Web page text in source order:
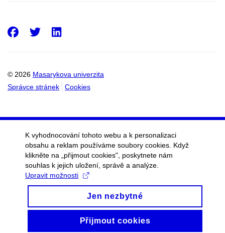
© 2026 Masarykova univerzita
Správce stránek
Cookies
Facebook
Twitter
K vyhodnocování tohoto webu a k personalizaci
obsahu a reklam používáme soubory cookies. Když
klikněte na „přijmout cookies", poskytnete nám
souhlas k jejich uložení, správě a analýze.
Upravit možnosti
Jen nezbytné
Přijmout cookies